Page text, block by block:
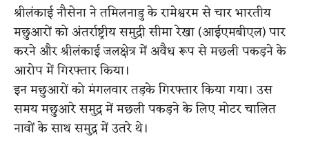
श्रीलंकाई नौसेना ने तमिलनाडु के रामेश्वरम से चार भारतीय
मछुआरों को अंतर्राष्ट्रीय समुद्री सीमा रेखा (आईएमबीएल) पार
करने और श्रीलंकाई जलक्षेत्र में अवैध रूप से मछली पकड़ने के
आरोप में गिरफ्तार किया।
इन मछुआरों को मंगलवार तड़के गिरफ्तार किया गया। उस
समय मछुआरे समुद्र में मछली पकड़ने के लिए मोटर चालित
नावों के साथ समुद्र में उतरे थे।